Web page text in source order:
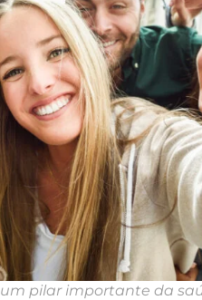
pilar importante da